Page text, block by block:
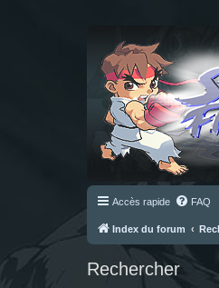
Accès rapide FAQ
Index du forum
Rechercher